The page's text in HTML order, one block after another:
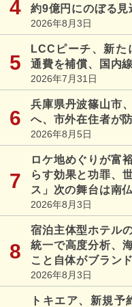
約9億円にのぼる見
2026年8月3日
LCCピーチ、新た
通費を補償、国内
2026年7月31日
兵庫県丹波篠山市
へ、市外在住者が
2026年8月5日
ロケ地めぐりが富
らす効果と功罪、
ス」次の舞台は南仏
2026年8月3日
宿泊主体型ホテル
統一で高度分析、
こと自体がブラン
2026年8月3日
トキエア、新規